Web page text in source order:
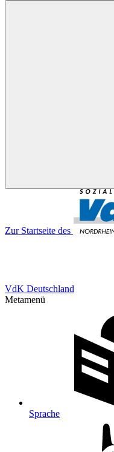
Zur Startseite des
VdK Deutschland
Metamenü
Sprache